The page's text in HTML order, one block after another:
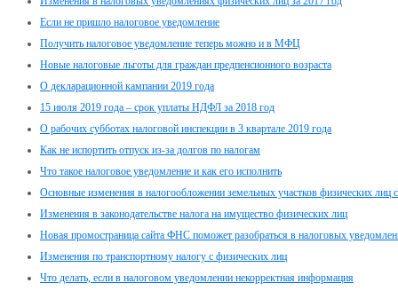
Если не пришло налоговое уведомление
Получить налоговое уведомление теперь можно и в МФЦ
Новые налоговые льготы для граждан предпенсионного возраста
О декларационной кампании 2019 года
15 июля 2019 года – срок уплаты НДФЛ за 2018 год
О рабочих субботах налоговой инспекции в 3 квартале 2019 года
Как не испортить отпуск из-за долгов по налогам
Что такое налоговое уведомление и как его исполнить
Основные изменения в налогообложении земельных участков физических лиц
Изменения в законодательстве налога на имущество физических лиц
Новая промостраница сайта ФНС поможет разобраться в налоговых
Изменения по транспортному налогу с физических лиц
Что делать, если в налоговом уведомлении некорректная информация